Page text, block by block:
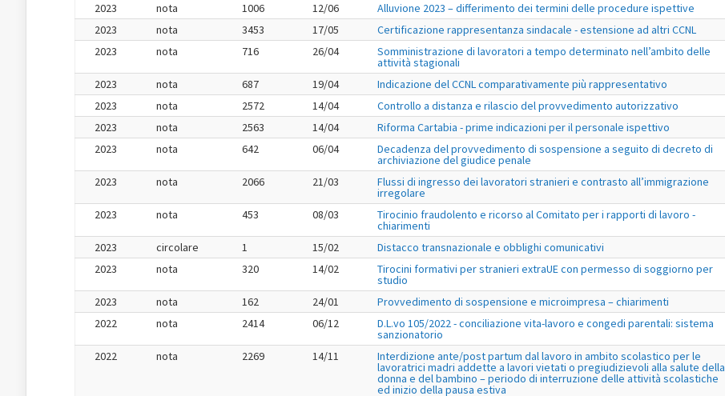
2023
nota 1006 12/06
Alluvione 2023 – differimento dei termini delle procedure ispettive
2023
nota 3453 17/05
Certificazione rappresentanza sindacale - estensione ad altri CCNL
2023
nota 716 26/04 Somministrazione di lavoratori a tempo determinato nell’ambito delle
attività stagionali
2023
nota 687 19/04
Indicazione del CCNL comparativamente più rappresentativo
2023
nota 2572 14/04
Controllo a distanza e rilascio del provvedimento autorizzativo
2023
nota 2563 14/04
Riforma Cartabia - prime indicazioni per il personale ispettivo
2023
nota 642 06/04 Decadenza del provvedimento di sospensione a seguito di decreto di
archiviazione del giudice penale
2023
nota 2066 21/03 Flussi di ingresso dei lavoratori stranieri e contrasto all’immigrazione
irregolare
2023
nota 453 08/03 Tirocinio fraudolento e ricorso al Comitato per i rapporti di lavoro -
chiarimenti
2023
circolare 1 15/02
Distacco transnazionale e obblighi comunicativi
2023
nota 320 14/02 Tirocini formativi per stranieri extraUE con permesso di soggiorno per
studio
2023
nota 162 24/01
Provvedimento di sospensione e microimpresa – chiarimenti
2022
nota 2414 06/12 D.L.vo 105/2022 - conciliazione vita-lavoro e congedi parentali: sistema
sanzionatorio
2022
nota 2269 14/11 Interdizione ante/post partum dal lavoro in ambito scolastico per le
lavoratrici madri addette a lavori vietati o pregiudizievoli alla salute della
donna e del bambino – periodo di interruzione delle attività scolastiche
ed inizio della pausa estiva